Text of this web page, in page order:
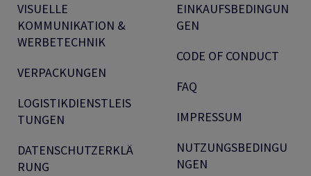
VISUELLE
KOMMUNIKATION &
WERBETECHNIK
VERPACKUNGEN
LOGISTIKDIENSTLEIS
TUNGEN
DATENSCHUTZERKLÄ
RUNG
EINKAUFSBEDINGUN
GEN
CODE OF CONDUCT
FAQ
IMPRESSUM
NUTZUNGSBEDINGU
NGEN